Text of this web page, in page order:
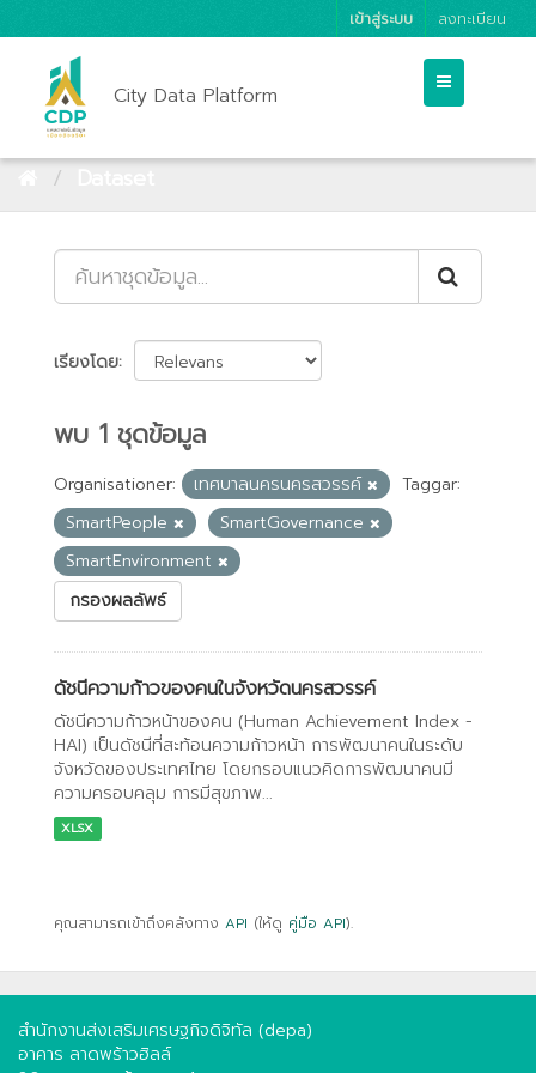
เข้าสู่ระบบ ลงทะเบียน
City Data Platform
เรียงโดย
พบ 1 ชุดข้อมูล
Organisationer: เทศบาลนครนครสวรรค์
Taggar:
SmartPeople
SmartGovernance
SmartEnvironment
กรองผลลัพธ์
ดัชนีความก้าวของคนในจังหวัดนครสวรรค์
ดัชนีความก้าวหน้าของคน (Human Achievement Index -
HAI) เป็นดัชนีที่สะท้อนความก้าวหน้า การพัฒนาคนในระดับ
จังหวัดของประเทศไทย โดยกรอบแนวคิดการพัฒนาคนมี
ความครอบคลุม การมีสุขภาพ...
XLSX
คุณสามารถเข้าถึงคลังทาง API (ให้ดู คู่มือ API).
สำนักงานส่งเสริมเศรษฐกิจดิจิทัล (depa)
อาคาร ลาดพร้าวฮิลล์